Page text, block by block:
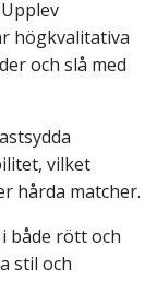
Upplev
högkvalitativa
och slå med
vilket
hårda matcher.
både rött och
stil och